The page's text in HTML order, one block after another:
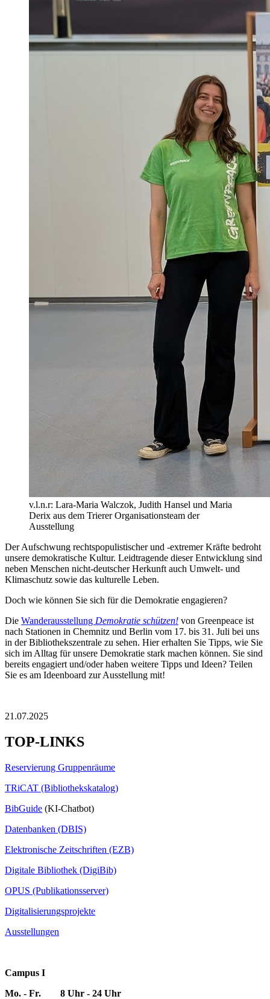
v.l.n.r: Lara-Maria Walczok, Judith Hansel und Maria
Derix aus dem Trierer Organisationsteam der
Ausstellung
Der Aufschwung rechtspopulistischer und -extremer Kräfte bedroht
unsere demokratische Kultur. Leidtragende dieser Entwicklung sind
neben Menschen nicht-deutscher Herkunft auch Umwelt- und
Klimaschutz sowie das kulturelle Leben.
Doch wie können Sie sich für die Demokratie engagieren?
Die Wanderausstellung Demokratie schützen! von Greenpeace ist
nach Stationen in Chemnitz und Berlin vom 17. bis 31. Juli bei uns
in der Bibliothekszentrale zu sehen. Hier erhalten Sie Tipps, wie Sie
sich im Alltag für unsere Demokratie stark machen können. Sie sind
bereits engagiert und/oder haben weitere Tipps und Ideen? Teilen
Sie es am Ideenboard zur Ausstellung mit!
21.07.2025
TOP-LINKS
Reservierung Gruppenräume
TRiCAT (Bibliothekskatalog)
BibGuide (KI-Chatbot)
Datenbanken (DBIS)
Elektronische Zeitschriften (EZB)
Digitale Bibliothek (DigiBib)
OPUS (Publikationsserver)
Digitalisierungsprojekte
Ausstellungen
Campus I
Mo. - Fr. 8 Uhr - 24 Uhr